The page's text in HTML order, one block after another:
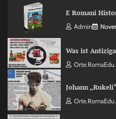
E Romani
Admin
Was ist
Johann